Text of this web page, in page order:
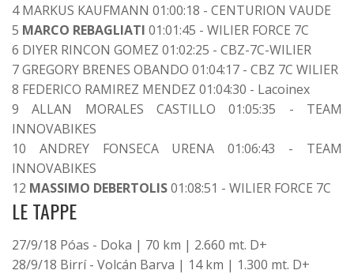
4 MARKUS KAUFMANN 01:00:18 - CENTURION VAUDE
5 MARCO REBAGLIATI 01:01:45 - WILIER FORCE 7C
6 DIYER RINCON GOMEZ 01:02:25 - CBZ-7C-WILIER
7 GREGORY BRENES OBANDO 01:04:17 - CBZ 7C WILIER
8 FEDERICO RAMIREZ MENDEZ 01:04:30 - Lacoinex
9 ALLAN MORALES CASTILLO 01:05:35 - TEAM
INNOVABIKES
10 ANDREY FONSECA URENA 01:06:43 - TEAM
INNOVABIKES
12 MASSIMO DEBERTOLIS01:08:51 - WILIER FORCE 7C
LE TAPPE
27/9/18 Póas - Doka | 70 km | 2.660 mt. D+
28/9/18 Birrí - Volcán Barva | 14 km | 1.300 mt. D+